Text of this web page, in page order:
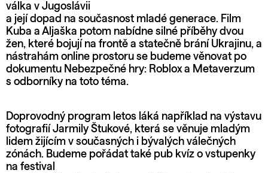
válka v Jugoslávii
a její dopad na současnost mladé generace. Film
Kuba a Aljaška potom nabídne silné příběhy dvou
žen, které bojují na frontě a statečně brání Ukrajinu, a
nástrahám online prostoru se budeme věnovat po
dokumentu Nebezpečné hry: Roblox a Metaverzum
s odborníky na toto téma.
Doprovodný program letos láká například na výstavu
fotografií Jarmily Štukové, která se věnuje mladým
lidem žijícím v současných i bývalých válečných
zónách. Budeme pořádat také pub kvíz o vstupenky
na festival